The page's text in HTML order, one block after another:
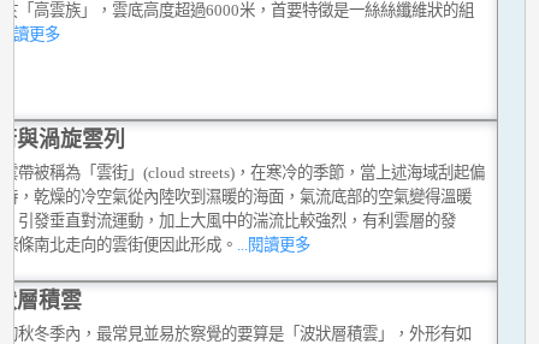
「高雲族」，雲底高度超過6000米，首要特徵是一絲絲纖維狀的組
讀更多
與渦旋雲列
帶被稱為「雲街」(cloud streets)，在寒冷的季節，當上述海域刮起偏
，乾燥的冷空氣從內陸吹到濕暖的海面，氣流底部的空氣變得溫暖
引發垂直對流運動，加上大風中的湍流比較強烈，有利雲層的發
條南北走向的雲街便因此形成。
...閱讀更多
層積雲
秋冬季內，最常見並易於察覺的要算是「波狀層積雲」，外形有如